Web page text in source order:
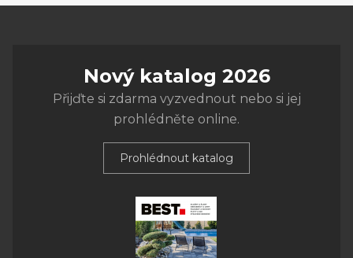
Nový katalog 2026
Přijďte si zdarma vyzvednout nebo si jej
prohlédněte online.
Prohlédnout katalog